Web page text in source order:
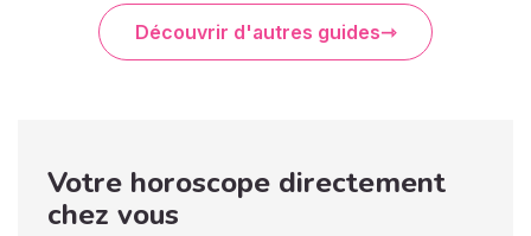
Découvrir d'autres guides
Votre horoscope directement
chez vous